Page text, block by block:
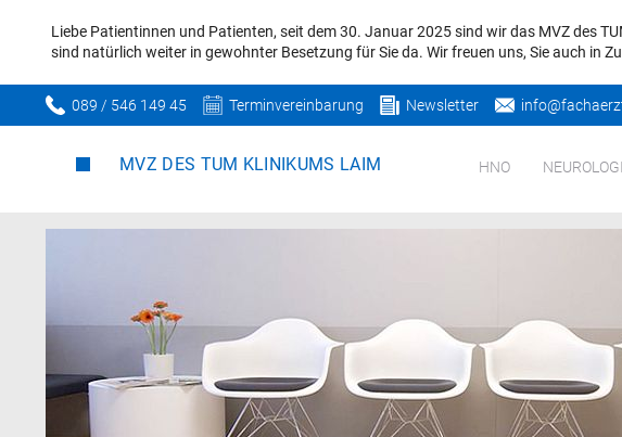
Liebe Patientinnen und Patienten, seit dem 30. Januar 2025 sind wir das MVZ des
sind natürlich weiter in gewohnter Besetzung für Sie da. Wir freuen uns, Sie auch in
089 / 546 149 45 Terminvereinbarung Newsletter info@
MVZ DES TUM KLINIKUMS LAIM HNO